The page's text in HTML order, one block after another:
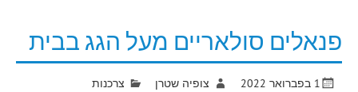
פנאלים סולאריים מעל הגג בבית
1 בפברואר 2022 צופיה שטרן צרכנות